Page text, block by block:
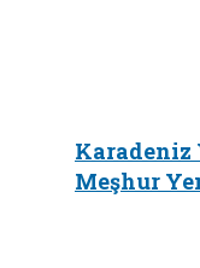
Karadeniz
Meşhur